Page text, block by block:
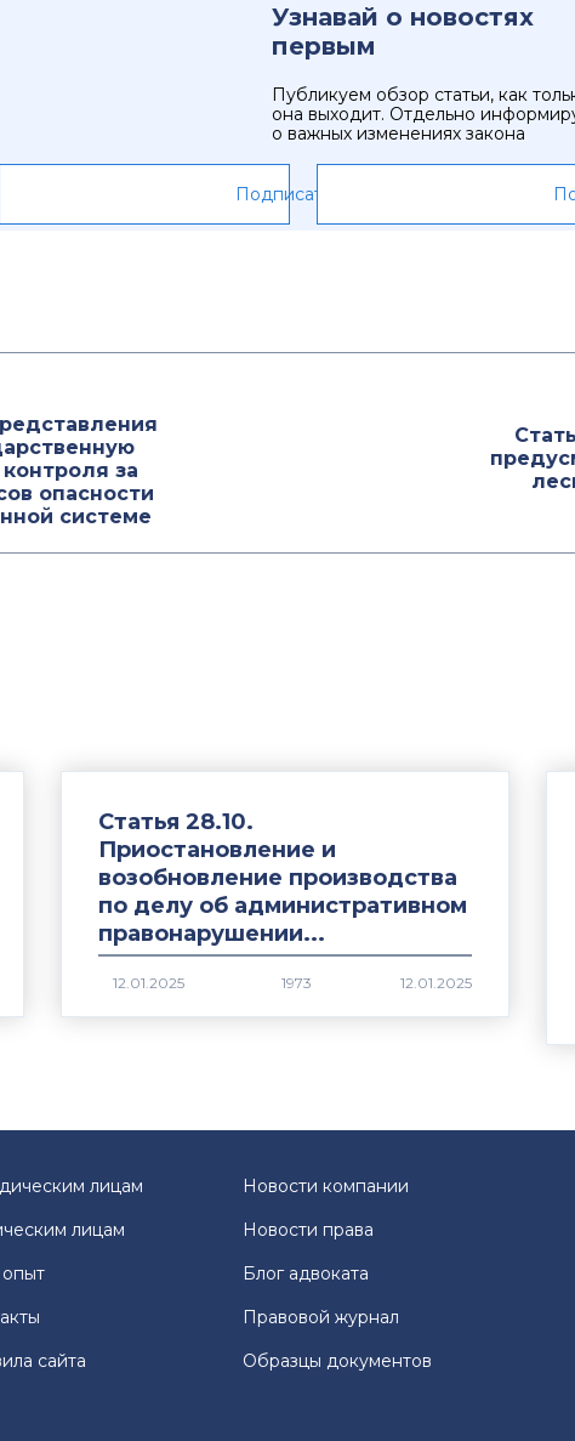
Узнавай о новостях
первым
Публикуем обзор статьи, как
она выходит. Отдельно
о важных изменениях закона
Подписаться
за
опасности
системе
Статья 28.10.
Приостановление и
возобновление производства
по делу об административном
правонарушении...
1973
лицам
Новости компании
лицам
Новости права
Блог адвоката
Правовой журнал
сайта
Образцы документов